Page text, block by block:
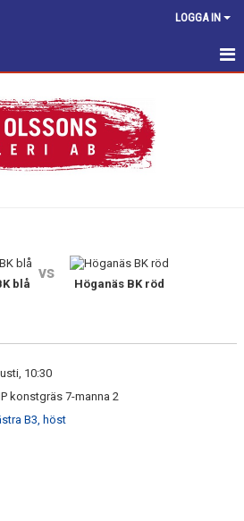
LOGGA IN
blå
vs
Höganäs BK röd
10:30
konstgräs 7-manna 2
B3, höst